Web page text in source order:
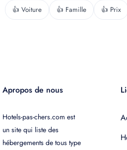
👍 Voiture 👍 Famille 👍 Prix
Apropos de nous
Hotels-pas-chers.com est
un site qui liste des
hébergements de tous type